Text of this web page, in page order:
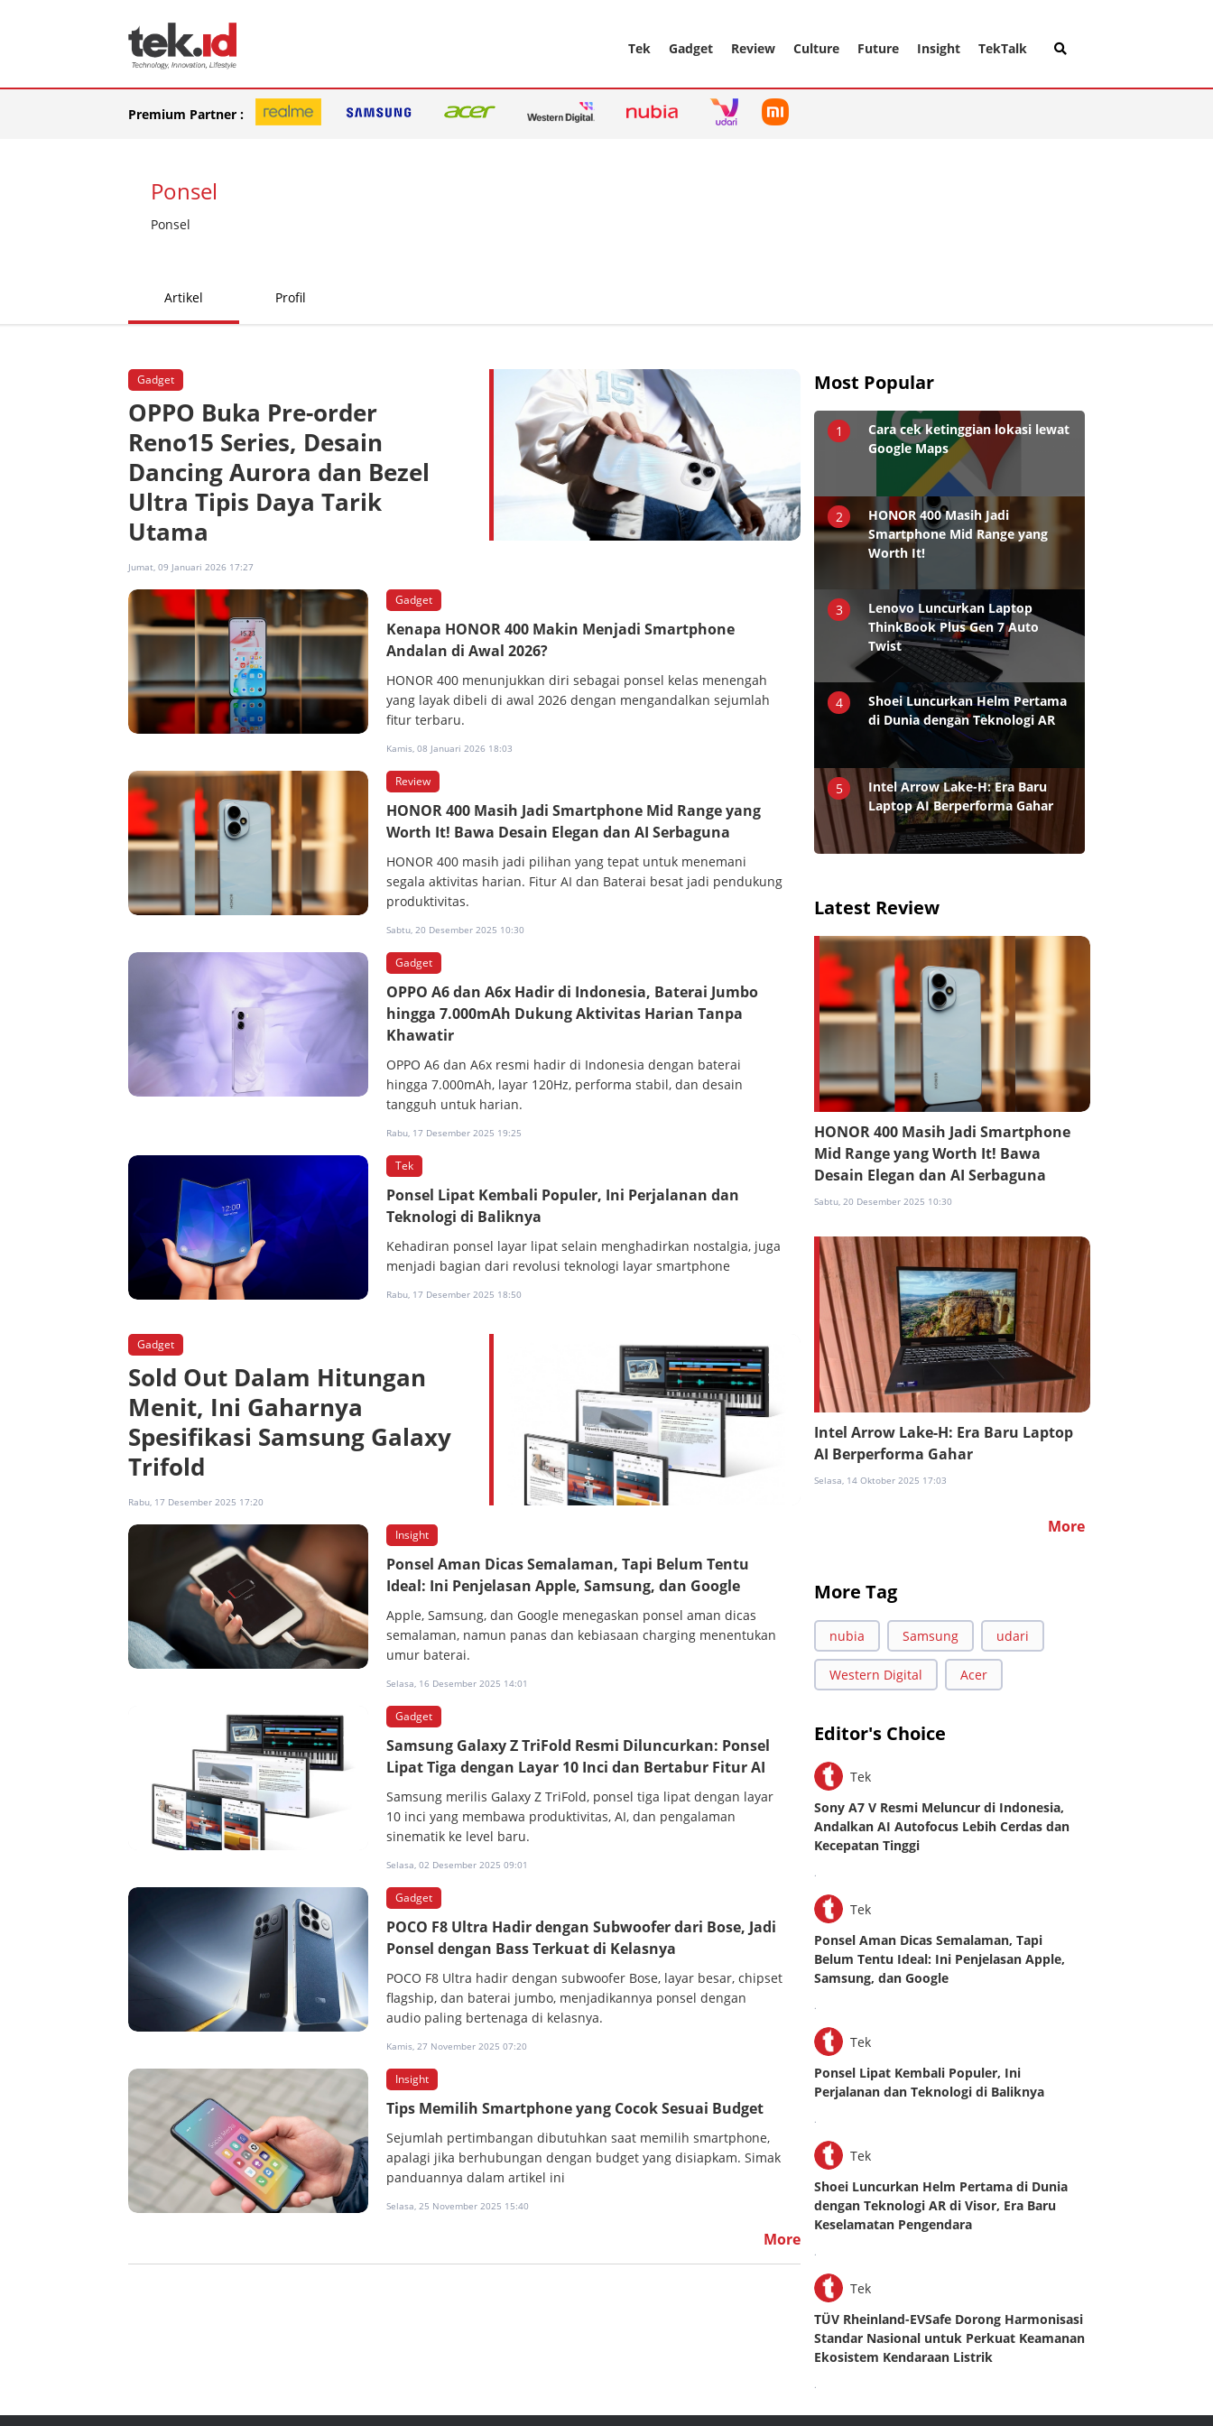
Tek Gadget Review Culture Future Insight TekTalk
Premium Partner :
Ponsel
Ponsel
Artikel Profil
Gadget
OPPO Buka Pre-order
Reno15 Series, Desain
Dancing Aurora dan Bezel
Ultra Tipis Daya Tarik
Utama
Jumat, 09 Januari 2026 17:27
Gadget
Kenapa HONOR 400 Makin Menjadi Smartphone
Andalan di Awal 2026?
HONOR 400 menunjukkan diri sebagai ponsel kelas menengah
yang layak dibeli di awal 2026 dengan mengandalkan sejumlah
fitur terbaru.
Kamis, 08 Januari 2026 18:03
Review
HONOR 400 Masih Jadi Smartphone Mid Range yang
Worth It! Bawa Desain Elegan dan AI Serbaguna
HONOR 400 masih jadi pilihan yang tepat untuk menemani
segala aktivitas harian. Fitur AI dan Baterai besat jadi pendukung
produktivitas.
Sabtu, 20 Desember 2025 10:30
Gadget
OPPO A6 dan A6x Hadir di Indonesia, Baterai Jumbo
hingga 7.000mAh Dukung Aktivitas Harian Tanpa
Khawatir
OPPO A6 dan A6x resmi hadir di Indonesia dengan baterai
hingga 7.000mAh, layar 120Hz, performa stabil, dan desain
tangguh untuk harian.
Rabu, 17 Desember 2025 19:25
Tek
Ponsel Lipat Kembali Populer, Ini Perjalanan dan
Teknologi di Baliknya
Kehadiran ponsel layar lipat selain menghadirkan nostalgia, juga
menjadi bagian dari revolusi teknologi layar smartphone
Rabu, 17 Desember 2025 18:50
Gadget
Sold Out Dalam Hitungan
Menit, Ini Gaharnya
Spesifikasi Samsung Galaxy
Trifold
Rabu, 17 Desember 2025 17:20
Insight
Ponsel Aman Dicas Semalaman, Tapi Belum Tentu
Ideal: Ini Penjelasan Apple, Samsung, dan Google
Apple, Samsung, dan Google menegaskan ponsel aman dicas
semalaman, namun panas dan kebiasaan charging menentukan
umur baterai.
Selasa, 16 Desember 2025 14:01
Gadget
Samsung Galaxy Z TriFold Resmi Diluncurkan: Ponsel
Lipat Tiga dengan Layar 10 Inci dan Bertabur Fitur AI
Samsung merilis Galaxy Z TriFold, ponsel tiga lipat dengan layar
10 inci yang membawa produktivitas, AI, dan pengalaman
sinematik ke level baru.
Selasa, 02 Desember 2025 09:01
Gadget
POCO F8 Ultra Hadir dengan Subwoofer dari Bose, Jadi
Ponsel dengan Bass Terkuat di Kelasnya
POCO F8 Ultra hadir dengan subwoofer Bose, layar besar, chipset
flagship, dan baterai jumbo, menjadikannya ponsel dengan
audio paling bertenaga di kelasnya.
Kamis, 27 November 2025 07:20
Insight
Tips Memilih Smartphone yang Cocok Sesuai Budget
Sejumlah pertimbangan dibutuhkan saat memilih smartphone,
apalagi jika berhubungan dengan budget yang disiapkam. Simak
panduannya dalam artikel ini
Selasa, 25 November 2025 15:40
More
Most Popular
1
Cara cek ketinggian lokasi lewat
Google Maps
2
HONOR 400 Masih Jadi
Smartphone Mid Range yang
Worth It!
3
Lenovo Luncurkan Laptop
ThinkBook Plus Gen 7 Auto
Twist
4
Shoei Luncurkan Helm Pertama
di Dunia dengan Teknologi AR
5
Intel Arrow Lake-H: Era Baru
Laptop AI Berperforma Gahar
Latest Review
HONOR 400 Masih Jadi Smartphone
Mid Range yang Worth It! Bawa
Desain Elegan dan AI Serbaguna
Sabtu, 20 Desember 2025 10:30
Intel Arrow Lake-H: Era Baru Laptop
AI Berperforma Gahar
Selasa, 14 Oktober 2025 17:03
More
More Tag
nubia Samsung udari
Western Digital Acer
Editor's Choice
Tek
Sony A7 V Resmi Meluncur di Indonesia,
Andalkan AI Autofocus Lebih Cerdas dan
Kecepatan Tinggi
.
Tek
Ponsel Aman Dicas Semalaman, Tapi
Belum Tentu Ideal: Ini Penjelasan Apple,
Samsung, dan Google
.
Tek
Ponsel Lipat Kembali Populer, Ini
Perjalanan dan Teknologi di Baliknya
.
Tek
Shoei Luncurkan Helm Pertama di Dunia
dengan Teknologi AR di Visor, Era Baru
Keselamatan Pengendara
.
Tek
TÜV Rheinland-EVSafe Dorong Harmonisasi
Standar Nasional untuk Perkuat Keamanan
Ekosistem Kendaraan Listrik
.